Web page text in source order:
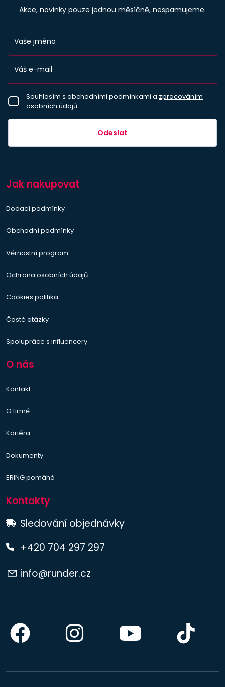
Akce, novinky pouze jednou měsíčně, nespamujeme.
Souhlasím s obchodními podmínkami a zpracováním
osobních údajů
Odeslat
Jak nakupovat
Dodací podmínky
Obchodní podmínky
Věrnostní program
Ochrana osobních údajů
Cookies politika
Časté otázky
Spolupráce s influencery
O nás
Kontakt
O firmě
Kariéra
Dokumenty
ERING pomáhá
Kontakty
Sledování objednávky
+420 704 297 297
info@runder.cz